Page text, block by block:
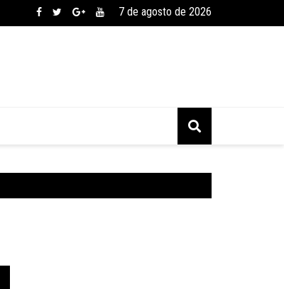
7 de agosto de 2026